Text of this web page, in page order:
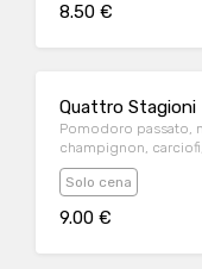
8.50 €
Quattro Stagioni
Pomodoro passato,
champignon,
Solo cena
9.00 €